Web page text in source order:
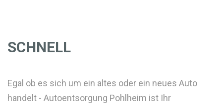
SCHNELL
Egal ob es sich um ein altes oder ein neues Auto
handelt - Autoentsorgung Pohlheim ist Ihr